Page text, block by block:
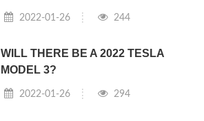
2022-01-26 244
WILL THERE BE A 2022 TESLA
MODEL 3?
2022-01-26 294